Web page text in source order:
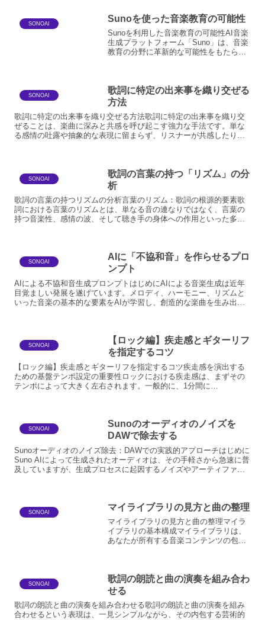
SONOAI Sunoを使った音楽教育の可能性
Sunoを利用した音楽教育の可能性AI音楽
生成プラットフォーム「Suno」は、音楽
教育の分野に革新的な可能性をもたらし
た。しかし、Su...
SONOAI
歌詞に特定の出来事を織り交ぜる
方法
歌詞に特定の出来事を織り交ぜる方法歌詞に特定の出来事を織り交
ぜることは、楽曲に深みと共感を呼び起こす強力な手法です。単な
る感情の吐露や抽象的な表現に留まらず、リスナーが共感したり、
SONOAI
歌詞の言葉の持つ「リズム」の分
析
歌詞の言葉の持つリズムの分析言葉のリズム：歌詞の根源的要素歌
詞における言葉のリズムとは、単なる音の連なりではなく、言葉の
持つ音楽性、感情の波、そして聴き手の身体への作用といった多層
SONOAI
AIに「不協和音」を作らせるプロ
ンプト
AIによる不協和音生成プロンプトはじめにAIによる音楽生成は近年
目覚ましい発展を遂げています。メロディ、ハーモニー、リズムと
いった音楽の基本的な要素をAIが学習し、創造的な楽曲を生み出す
SONOAI
【ロック編】疾走感とギターリフ
を指定するコツ
【ロック編】疾走感とギターリフを指定するコツ疾走感を演出する
ための基盤テンポ設定の重要性ロックにおける疾走感は、まずその
テンポによって大きく左右されます。一般的に、1分間に
SONOAI
Sunoのオーディオのノイズを
DAWで除去する
Sunoオーディオのノイズ除去：DAWでの実践的アプローチはじめに
Suno AIによって生成されたオーディオは、その手軽さから急速に普
及していますが、生成プロセスに起因するノイズやアーティファク
SONOAI マイライブラリの見方と曲の整理
マイライブラリの見方と曲の整理マイラ
イブラリの基本構成マイライブラリは、
あなたが所有する音楽コンテンツの包括
り」に追加した楽曲などが...
SONOAI
歌詞の朗読と曲の演奏を組み合わ
せる
歌詞の朗読と曲の演奏を組み合わせる歌詞の朗読と曲の演奏を組み
合わせるという表現は、一見シンプルながら、その内包する芸術的